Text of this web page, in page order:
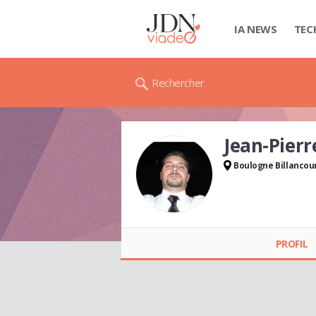
IA NEWS
Rechercher
Jean-
Boulogne
PROFIL